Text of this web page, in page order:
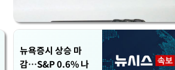
뉴욕증시 상승 마
감…S&P 0.6% 나